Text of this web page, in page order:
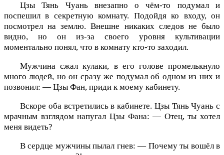
Цзы Тянь Чуань внезапно о чём-то подумал и
поспешил в секретную комнату. Подойдя ко входу, он
посмотрел на землю. Внешне никаких следов не было
видно, но он из-за своего уровня культивации
моментально понял, что в комнату кто-то заходил.
Мужчина сжал кулаки, в его голове промелькнуло
много людей, но он сразу же подумал об одном из них и
позвонил: — Цзы Фан, приди к моему кабинету.
Вскоре оба встретились в кабинете. Цзы Тянь Чуань с
мрачным взглядом напугал Цзы Фана: — Отец, ты хотел
меня видеть?
В сердце мужчины пылал гнев: — Почему ты вошёл в